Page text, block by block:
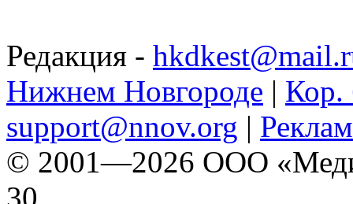
Редакция -
Нижнем Новгороде | Кор.
support@nnov.org |
© 2001—2026 ООО
30